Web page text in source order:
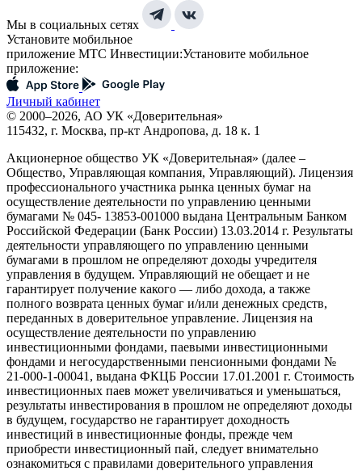
Мы в социальных сетях
Установите мобильное
приложение МТС Инвестиции:Установите мобильное
приложение:
Личный кабинет
© 2000–2026, АО УК «Доверительная»
115432, г. Москва, пр-кт Андропова, д. 18 к. 1
Акционерное общество УК «Доверительная» (далее –
Общество, Управляющая компания, Управляющий). Лицензия
профессионального участника рынка ценных бумаг на
осуществление деятельности по управлению ценными
бумагами № 045- 13853-001000 выдана Центральным Банком
Российской Федерации (Банк России) 13.03.2014 г. Результаты
деятельности управляющего по управлению ценными
бумагами в прошлом не определяют доходы учредителя
управления в будущем. Управляющий не обещает и не
гарантирует получение какого — либо дохода, а также
полного возврата ценных бумаг и/или денежных средств,
переданных в доверительное управление. Лицензия на
осуществление деятельности по управлению
инвестиционными фондами, паевыми инвестиционными
фондами и негосударственными пенсионными фондами №
21-000-1-00041, выдана ФКЦБ России 17.01.2001 г. Стоимость
инвестиционных паев может увеличиваться и уменьшаться,
результаты инвестирования в прошлом не определяют доходы
в будущем, государство не гарантирует доходность
инвестиций в инвестиционные фонды, прежде чем
приобрести инвестиционный пай, следует внимательно
ознакомиться с правилами доверительного управления